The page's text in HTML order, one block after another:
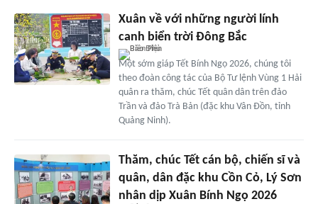
Xuân về với những người lính
canh biển trời Đông Bắc
Một sớm giáp Tết Bính Ngọ 2026, chúng tôi
theo đoàn công tác của Bộ Tư lệnh Vùng 1 Hải
quân ra thăm, chúc Tết quân dân trên đảo
Trần và đảo Trà Bản (đặc khu Vân Đồn, tỉnh
Quảng Ninh).
Thăm, chúc Tết cán bộ, chiến sĩ và
quân, dân đặc khu Cồn Cỏ, Lý Sơn
nhân dịp Xuân Bính Ngọ 2026